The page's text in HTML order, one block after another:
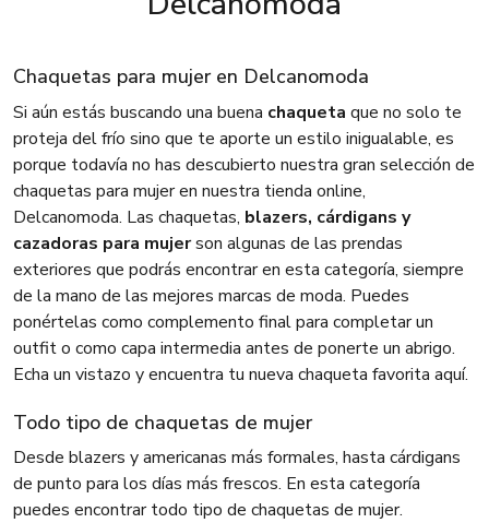
Chaquetas para mujer en Delcanomoda
Si aún estás buscando una buena chaqueta que no solo te
proteja del frío sino que te aporte un estilo inigualable, es
porque todavía no has descubierto nuestra gran selección de
chaquetas para mujer en nuestra tienda online,
Delcanomoda. Las chaquetas, blazers, cárdigans y
cazadoras para mujerson algunas de las prendas
exteriores que podrás encontrar en esta categoría, siempre
de la mano de las mejores marcas de moda. Puedes
ponértelas como complemento final para completar un
outfit o como capa intermedia antes de ponerte un abrigo.
Echa un vistazo y encuentra tu nueva chaqueta favorita aquí.
Todo tipo de chaquetas de mujer
Desde blazers y americanas más formales, hasta cárdigans
de punto para los días más frescos. En esta categoría
puedes encontrar todo tipo de chaquetas de mujer.